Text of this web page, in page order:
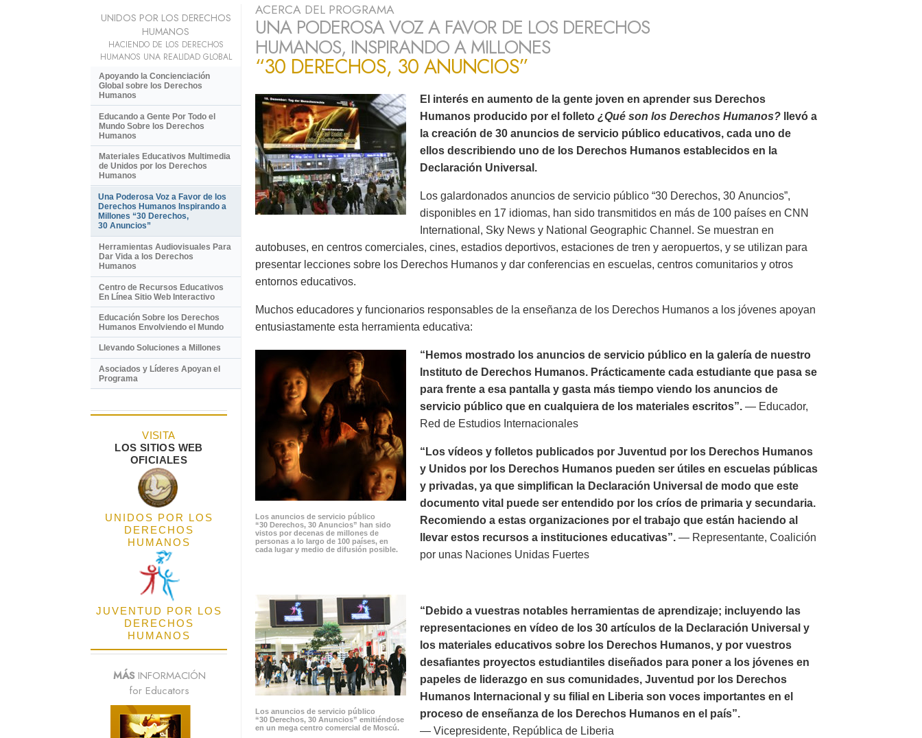
ACERCA DEL PROGRAMA
UNA PODEROSA VOZ A FAVOR DE LOS DERECHOS
HUMANOS, INSPIRANDO A MILLONES
“30 DERECHOS, 30 ANUNCIOS”
El interés en aumento de la gente joven en aprender sus Derechos
Humanos producido por el folleto ¿Qué son los Derechos Humanos? llevó a
la creación de 30 anuncios de servicio público educativos, cada uno de
ellos describiendo uno de los Derechos Humanos establecidos en la
Declaración Universal.
Los galardonados anuncios de servicio público “30 Derechos, 30 Anuncios”,
disponibles en 17 idiomas, han sido transmitidos en más de 100 países en CNN
International, Sky News y National Geographic Channel. Se muestran en
autobuses, en centros comerciales, cines, estadios deportivos, estaciones de tren y aeropuertos, y se utilizan para
presentar lecciones sobre los Derechos Humanos y dar conferencias en escuelas, centros comunitarios y otros
entornos educativos.
Muchos educadores y funcionarios responsables de la enseñanza de los Derechos Humanos a los jóvenes apoyan
entusiastamente esta herramienta educativa:
Los anuncios de servicio público
“30 Derechos, 30 Anuncios” han sido
vistos por decenas de millones de
personas a lo largo de 100 países, en
cada lugar y medio de difusión posible.
“Hemos mostrado los anuncios de servicio público en la galería de nuestro
Instituto de Derechos Humanos. Prácticamente cada estudiante que pasa se
para frente a esa pantalla y gasta más tiempo viendo los anuncios de
servicio público que en cualquiera de los materiales escritos”. — Educador,
Red de Estudios Internacionales
“Los vídeos y folletos publicados por Juventud por los Derechos Humanos
y Unidos por los Derechos Humanos pueden ser útiles en escuelas públicas
y privadas, ya que simplifican la Declaración Universal de modo que este
documento vital puede ser entendido por los críos de primaria y secundaria.
Recomiendo a estas organizaciones por el trabajo que están haciendo al
llevar estos recursos a instituciones educativas”. — Representante, Coalición
por unas Naciones Unidas Fuertes
Los anuncios de servicio público
“30 Derechos, 30 Anuncios” emitiéndose
en un mega centro comercial de Moscú.
“Debido a vuestras notables herramientas de aprendizaje; incluyendo las
representaciones en vídeo de los 30 artículos de la Declaración Universal y
los materiales educativos sobre los Derechos Humanos, y por vuestros
desafiantes proyectos estudiantiles diseñados para poner a los jóvenes en
papeles de liderazgo en sus comunidades, Juventud por los Derechos
Humanos Internacional y su filial en Liberia son voces importantes en el
proceso de enseñanza de los Derechos Humanos en el país”.
— Vicepresidente, República de Liberia
UNIDOS POR LOS DERECHOS
HUMANOS
HACIENDO DE LOS DERECHOS
HUMANOS UNA REALIDAD GLOBAL
Apoyando la Concienciación
Global sobre los Derechos
Humanos
Educando a Gente Por Todo el
Mundo Sobre los Derechos
Humanos
Materiales Educativos Multimedia
de Unidos por los Derechos
Humanos
Una Poderosa Voz a Favor de los
Derechos Humanos Inspirando a
Millones “30 Derechos,
30 Anuncios”
Herramientas Audiovisuales Para
Dar Vida a los Derechos
Humanos
Centro de Recursos Educativos
En Línea Sitio Web Interactivo
Educación Sobre los Derechos
Humanos Envolviendo el Mundo
Llevando Soluciones a Millones
Asociados y Líderes Apoyan el
Programa
VISITA
LOS SITIOS WEB
OFICIALES
UNIDOS POR LOS
DERECHOS
HUMANOS
JUVENTUD POR LOS
DERECHOS
HUMANOS
MÁSINFORMACIÓN
for Educators